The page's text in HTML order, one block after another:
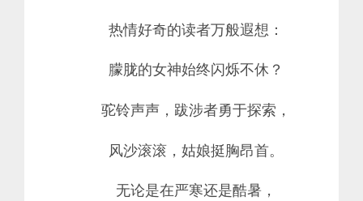
热情好奇的读者万般遐想：
朦胧的女神始终闪烁不休？
驼铃声声，跋涉者勇于探索，
风沙滚滚，姑娘挺胸昂首。
无论是在严寒还是酷暑，